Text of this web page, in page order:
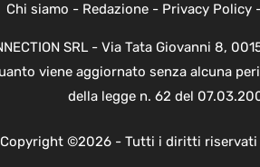
Chi siamo - Redazione- Privacy Policy
SRL - Via Tata Giovanni 8,
viene aggiornato senza alcuna
della legge n. 62 del
Copyright ©2026 - Tutti i diritti